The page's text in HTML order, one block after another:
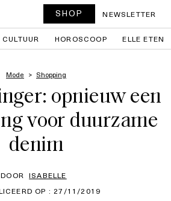
SHOP NEWSLETTER
CULTUUR HOROSCOOP ELLE ETEN
Mode Shopping
opnieuw een
voor duurzame
denim
DOOR ISABELLE
OP : 27/11/2019